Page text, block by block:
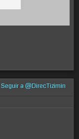
Seguir a @DirecTizimin